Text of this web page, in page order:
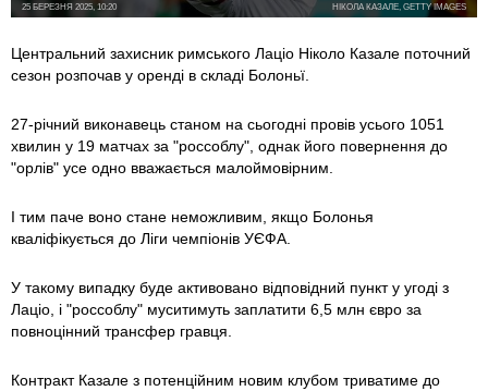
НІКОЛА КАЗАЛЕ, GETTY IMAGES
25 БЕРЕЗНЯ 2025, 10:20
Центральний захисник римського Лаціо Ніколо Казале поточний
сезон розпочав у оренді в складі Болоньї.
27-річний виконавець станом на сьогодні провів усього 1051
хвилин у 19 матчах за "россоблу", однак його повернення до
"орлів" усе одно вважається малоймовірним.
І тим паче воно стане неможливим, якщо Болонья
кваліфікується до Ліги чемпіонів УЄФА.
У такому випадку буде активовано відповідний пункт у угоді з
Лаціо, і "россоблу" муситимуть заплатити 6,5 млн євро за
повноцінний трансфер гравця.
Контракт Казале з потенційним новим клубом триватиме до